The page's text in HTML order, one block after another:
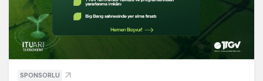
SPONSORLU